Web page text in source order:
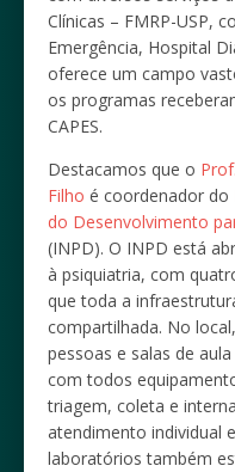
Clínicas – FMRP-USP,
Emergência, Hospital
oferece um campo
os programas
CAPES.
Destacamos que o
Filho é coordenador do
do Desenvolvimento
(INPD). O INPD está
à psiquiatria, com
que toda a
compartilhada. No
pessoas e salas de
com todos
triagem, coleta e
atendimento individual
laboratórios também